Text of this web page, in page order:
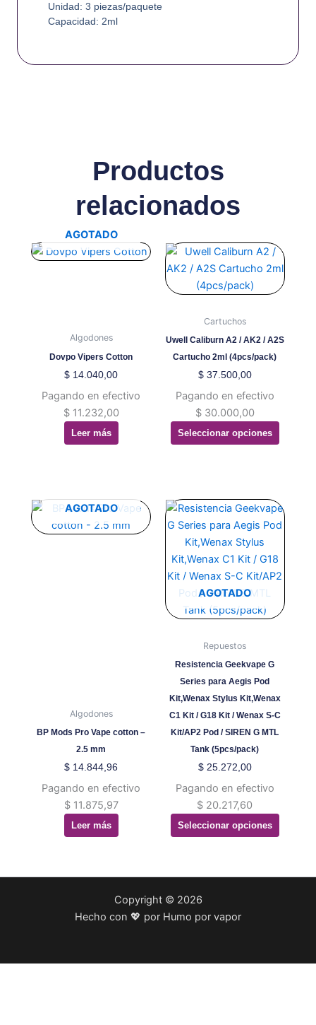
Unidad: 3 piezas/paquete
Capacidad: 2ml
Productos
relacionados
AGOTADO
Algodones
Dovpo Vipers Cotton
$ 14.040,00
Pagando en efectivo
$11.232,00
Leer más
Cartuchos
Uwell Caliburn A2 / AK2 / A2S
Cartucho 2ml (4pcs/pack)
$37.500,00
Pagando en efectivo
$30.000,00
Seleccionar opciones
Este
producto
tiene
variantes.
Las
opciones
se
elegir
en
la
AGOTADO
Algodones
BP Mods Pro Vape cotton –
2.5 mm
$ 14.844,96
Pagando en efectivo
$11.875,97
Leer más
AGOTADO
Repuestos
Resistencia Geekvape G
Series para Aegis Pod
Kit,Wenax Stylus Kit,Wenax
C1 Kit / G18 Kit / Wenax S-C
Kit/AP2 Pod / SIREN G MTL
Tank (5pcs/pack)
$25.272,00
Pagando en efectivo
$ 20.217,60
Seleccionar opciones
Este
producto
tiene
múltiples
variantes.
Las
opciones
pueden
elegir
en
la
página
de
producto
Copyright © 2026
Hecho con 💖 por Humo por vapor